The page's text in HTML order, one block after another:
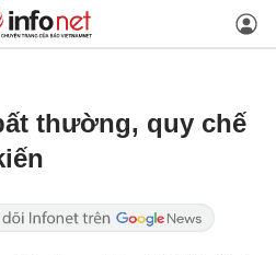
thường, quy chế